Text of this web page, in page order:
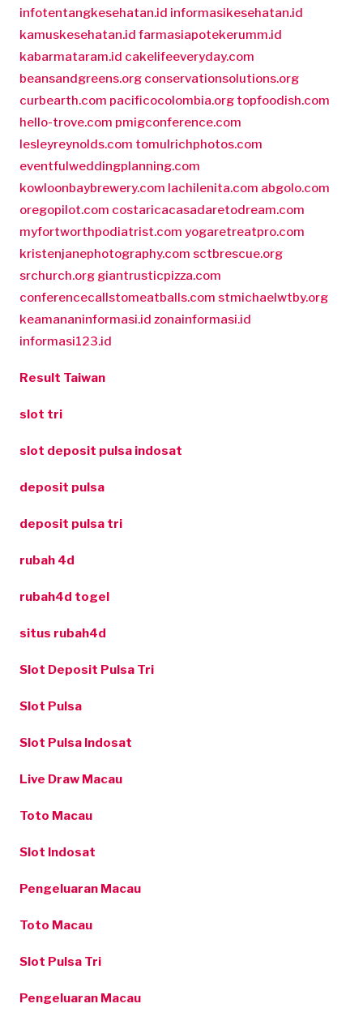
infotentangkesehatan.id informasikesehatan.id
kamuskesehatan.id farmasiapotekerumm.id
kabarmataram.id cakelifeeveryday.com
beansandgreens.org conservationsolutions.org
curbearth.com pacificocolombia.org topfoodish.com
hello-trove.com pmigconference.com
lesleyreynolds.com tomulrichphotos.com
eventfulweddingplanning.com
kowloonbaybrewery.com lachilenita.com abgolo.com
oregopilot.com costaricacasadaretodream.com
myfortworthpodiatrist.com yogaretreatpro.com
kristenjanephotography.com sctbrescue.org
srchurch.org giantrusticpizza.com
conferencecallstomeatballs.com stmichaelwtby.org
keamananinformasi.id zonainformasi.id
informasi123.id
Result Taiwan
slot tri
slot deposit pulsa indosat
deposit pulsa
deposit pulsa tri
rubah 4d
rubah4d togel
situs rubah4d
Slot Deposit Pulsa Tri
Slot Pulsa
Slot Pulsa Indosat
Live Draw Macau
Toto Macau
Slot Indosat
Pengeluaran Macau
Toto Macau
Slot Pulsa Tri
Pengeluaran Macau